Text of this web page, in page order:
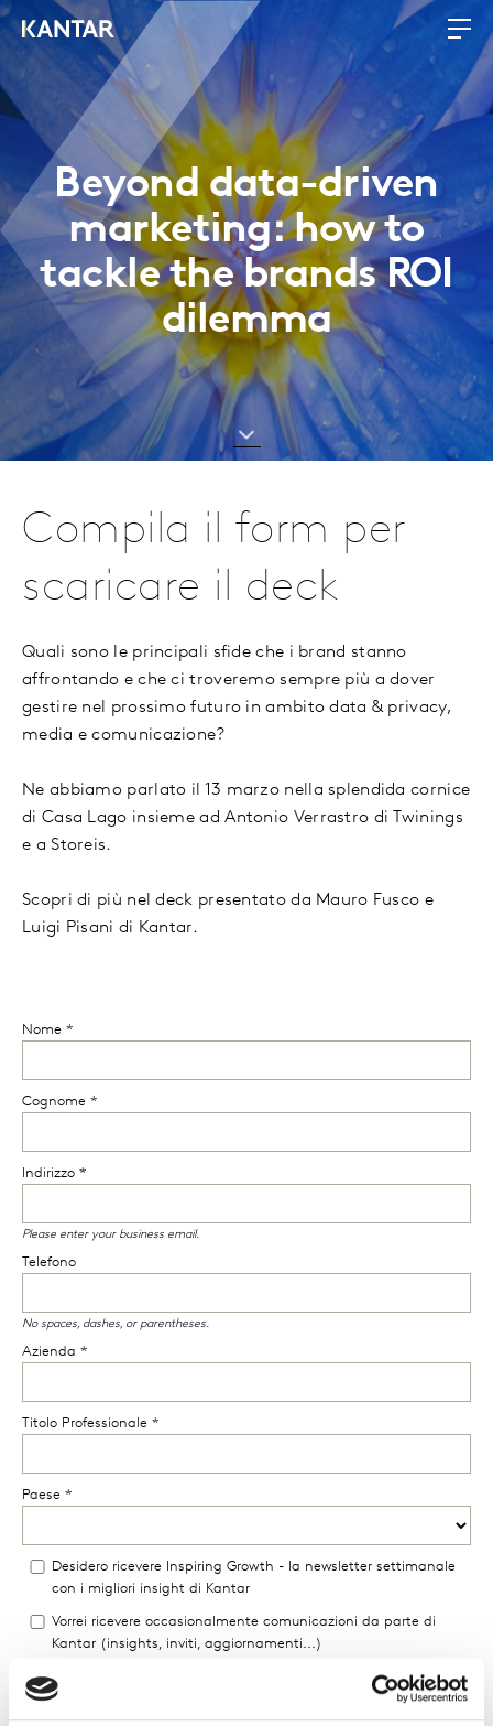
Beyond data-driven
marketing: how to
tackle the brands ROI
dilemma
Compila il form per
scaricare il deck
Quali sono le principali sfide che i brand stanno
affrontando e che ci troveremo sempre più a dover
gestire nel prossimo futuro in ambito data & privacy,
media e comunicazione?
Ne abbiamo parlato il 13 marzo nella splendida cornice
di Casa Lago insieme ad Antonio Verrastro di Twinings
e a Storeis.
Scopri di più nel deck presentato da Mauro Fusco e
Luigi Pisani di Kantar.